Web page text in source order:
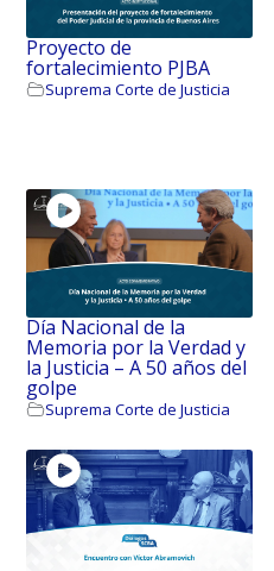
Proyecto de
fortalecimiento PJBA
Suprema Corte de Justicia
Día Nacional de la
Memoria por la Verdad y
la Justicia – A 50 años del
golpe
Suprema Corte de Justicia